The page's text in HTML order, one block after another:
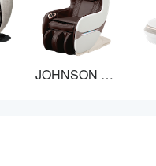
JOHNSON 喬山